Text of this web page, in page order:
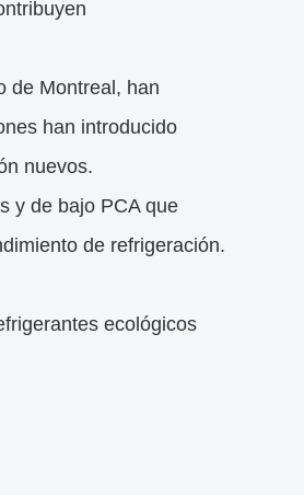
de Montreal, han
han introducido
nuevos.
y de bajo PCA que
de refrigeración.
ecológicos